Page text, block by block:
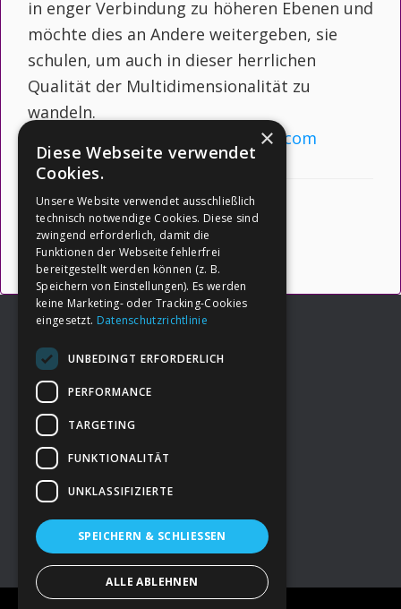
in enger Verbindung zu höheren Ebenen und
möchte dies an Andere weitergeben, sie
schulen, um auch in dieser herrlichen
Qualität der Multidimensionalität zu
wandeln.
www.barbara-bessen.com
Footer
→Deine Spende
→Impressum
→Kontakt zum PAO Team
×
Diese Webseite verwendet
Cookies.
Unsere Website verwendet ausschließlich
technisch notwendige Cookies. Diese sind
zwingend erforderlich, damit die
Funktionen der Webseite fehlerfrei
bereitgestellt werden können (z. B.
Speichern von Einstellungen). Es werden
keine Marketing- oder Tracking-Cookies
eingesetzt. Datenschutzrichtlinie
UNBEDINGT ERFORDERLICH
PERFORMANCE
TARGETING
FUNKTIONALITÄT
UNKLASSIFIZIERTE
SPEICHERN & SCHLIESSEN
ALLE ABLEHNEN